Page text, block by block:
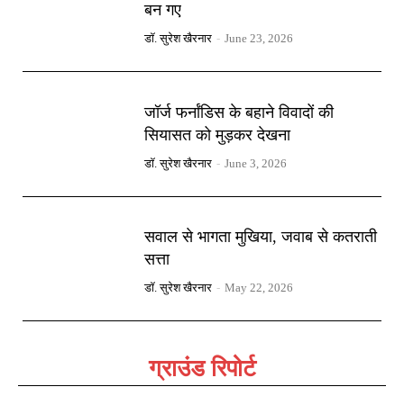
बन गए
डॉ. सुरेश खैरनार - June 23, 2026
जॉर्ज फर्नांडिस के बहाने विवादों की
सियासत को मुड़कर देखना
डॉ. सुरेश खैरनार - June 3, 2026
सवाल से भागता मुखिया, जवाब से कतराती
सत्ता
डॉ. सुरेश खैरनार - May 22, 2026
ग्राउंड रिपोर्ट